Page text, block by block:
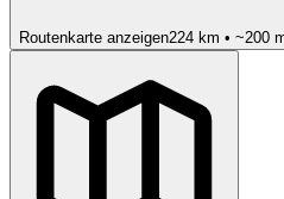
Routenkarte anzeigen224 km • ~200